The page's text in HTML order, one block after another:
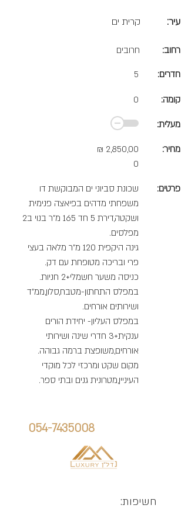
קרית ים עיר:
חרובים רחוב:
5 חדרים:
0 קומה:
מעלית:
₪ 2,850,00
0
מחיר:
שכונת סביוני ים המבוקשת דו
משפחתי מדהים בפיאצה פנימית
ושקטה,דירת 5 חד 165 מ"ר בנוי ב2
מפלסים.
גינה היקפית 120 מ"ר מלאה בעצי
פרי ובריכה מטופחת עם דק.
כניסה משער חשמלי+2 חניות.
במפלס התחתון-מטבח,סלון,ממ"ד
ושירותים אורחים.
במפלס העליון- יחידת הורים
ענקית+3 חדרי שינה ושירותי
אורחים,משופצת ברמה גבוהה.
מקום שקט ומרכזי לכל מוקדי
העיניין,מטרונית גנים ובתי ספר.
פרטים:
054-7435008
חשיפות: